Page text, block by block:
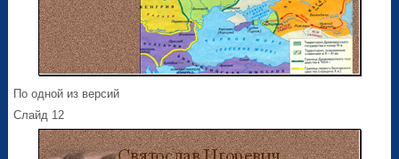
По одной из версий
Слайд 12